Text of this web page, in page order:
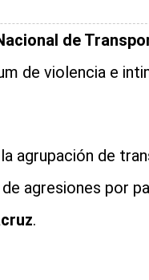
de
de violencia e
agrupación de
agresiones por
.